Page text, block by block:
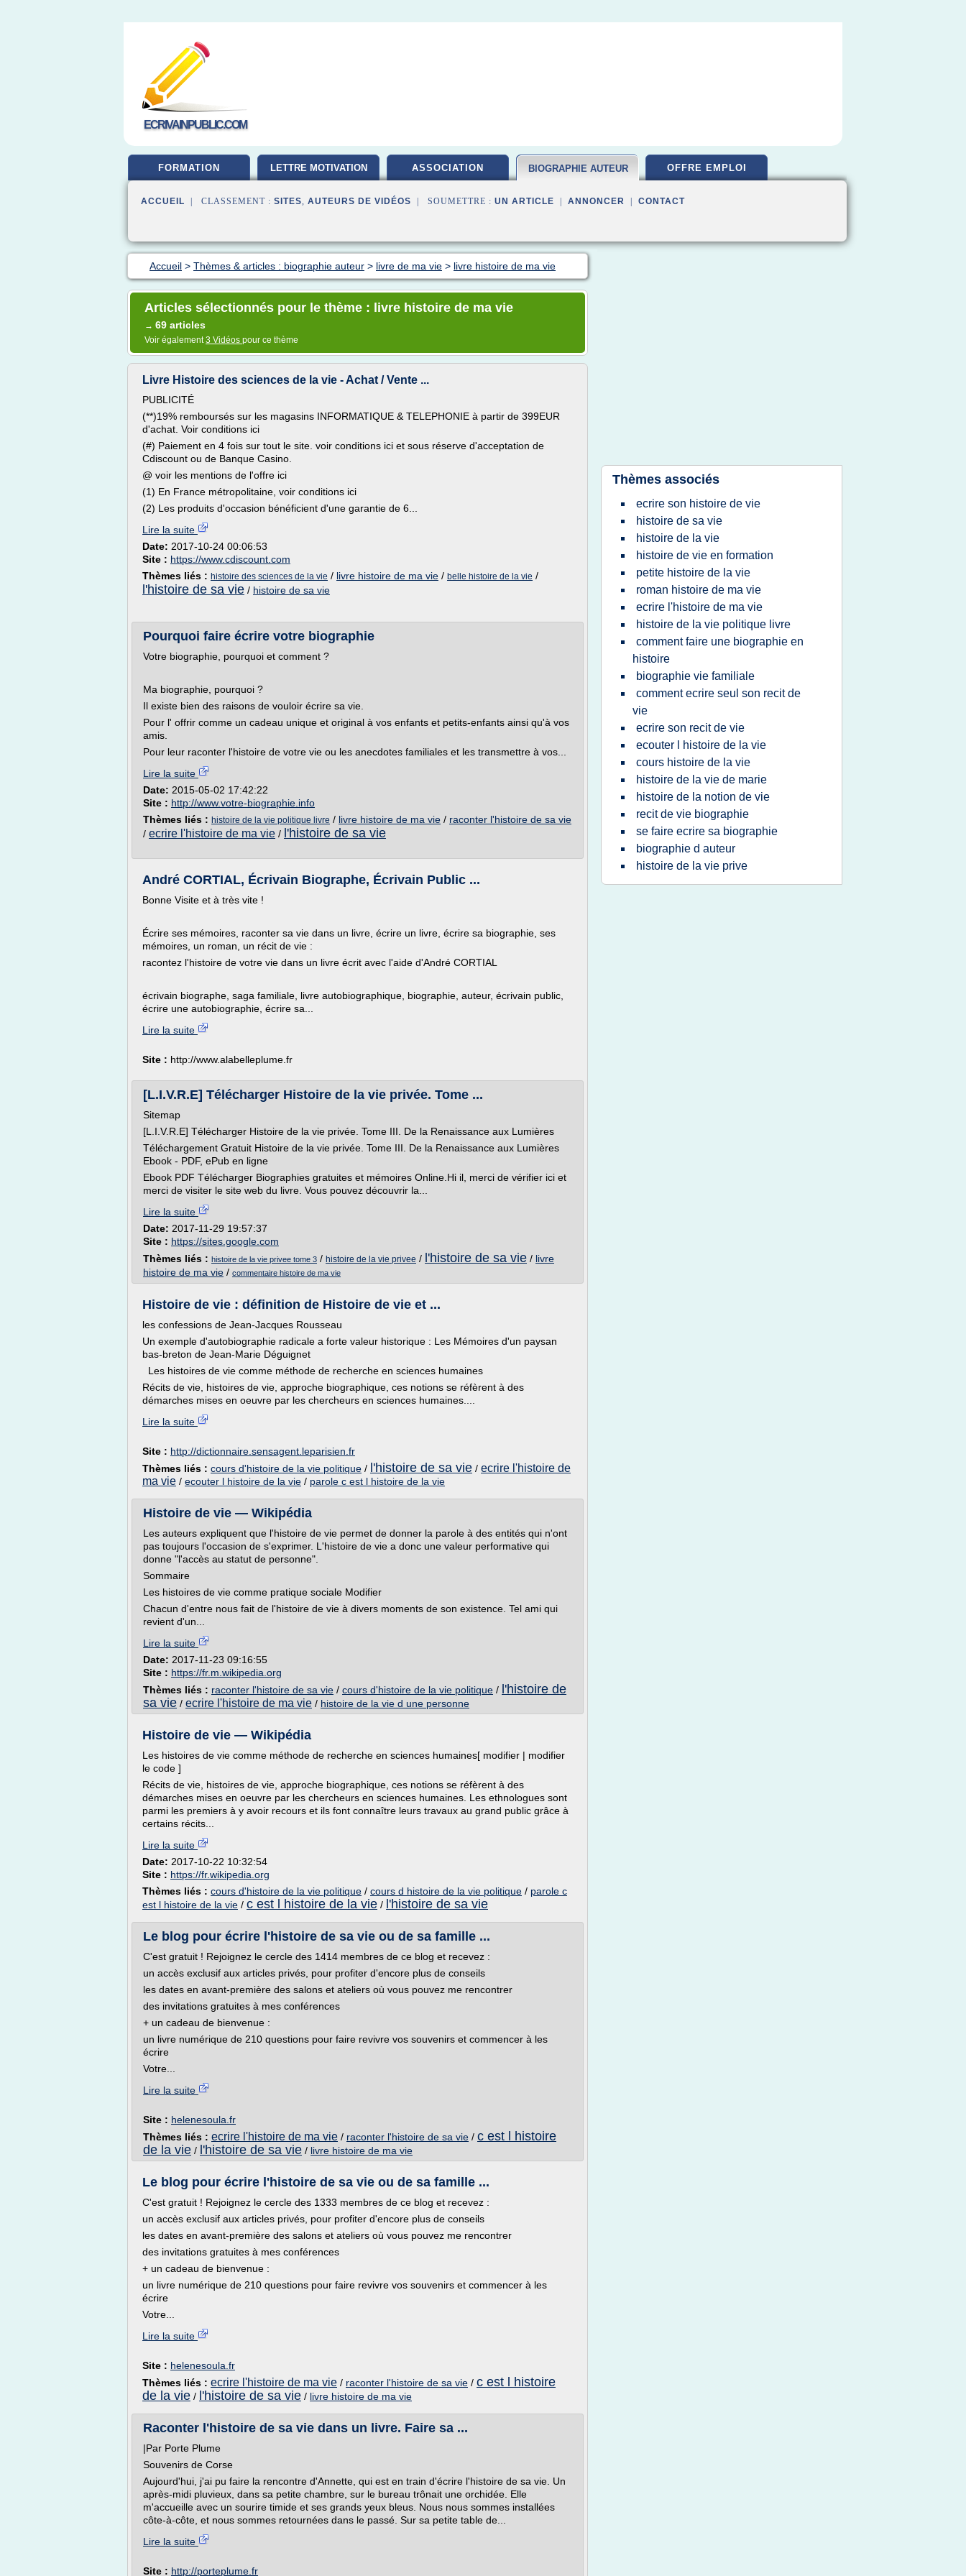
ECRIVAINPUBLIC.COM
FORMATION LETTRE MOTIVATION ASSOCIATION BIOGRAPHIE AUTEUR OFFRE EMPLOI
ACCUEIL | CLASSEMENT : SITES, AUTEURS DE VIDÉOS | SOUMETTRE : UN ARTICLE ANNONCER CONTACT
Accueil > Thèmes & articles : biographie auteur > livre de ma vie > livre histoire de ma vie
Articles sélectionnés pour le thème : livre histoire de ma vie
→ 69 articles
Voir également3 Vidéos pour ce thème
Livre Histoire des sciences de la vie - Achat / Vente ...
PUBLICITÉ
(**)19% remboursés sur les magasins INFORMATIQUE & TELEPHONIE à partir de 399EUR
d'achat. Voir conditions ici
(#) Paiement en 4 fois sur tout le site. voir conditions ici et sous réserve d'acceptation de
Cdiscount ou de Banque Casino.
@ voir les mentions de l'offre ici
(1) En France métropolitaine, voir conditions ici
(2) Les produits d'occasion bénéficient d'une garantie de 6...
Lire la suite
Date: 2017-10-24 00:06:53
Site : https://www.cdiscount.com
Thèmes liés : histoire des sciences de la vie / livre histoire de ma vie / belle histoire de la vie /
l'histoire de sa vie / histoire de sa vie
Pourquoi faire écrire votre biographie
Votre biographie, pourquoi et comment ?
Ma biographie, pourquoi ?
Il existe bien des raisons de vouloir écrire sa vie.
Pour l' offrir comme un cadeau unique et original à vos enfants et petits-enfants ainsi qu'à vos
amis.
Pour leur raconter l'histoire de votre vie ou les anecdotes familiales et les transmettre à vos...
Lire la suite
Date: 2015-05-02 17:42:22
Site : http://www.votre-biographie.info
Thèmes liés : histoire de la vie politique livre / livre histoire de ma vie / raconter l'histoire de sa vie
/ ecrire l'histoire de ma vie / l'histoire de sa vie
André CORTIAL, Écrivain Biographe, Écrivain Public ...
Bonne Visite et à très vite !
Écrire ses mémoires, raconter sa vie dans un livre, écrire un livre, écrire sa biographie, ses
mémoires, un roman, un récit de vie :
racontez l'histoire de votre vie dans un livre écrit avec l'aide d'André CORTIAL
écrivain biographe, saga familiale, livre autobiographique, biographie, auteur, écrivain public,
écrire une autobiographie, écrire sa...
Lire la suite
Site : http://www.alabelleplume.fr
[L.I.V.R.E] Télécharger Histoire de la vie privée. Tome ...
Sitemap
[L.I.V.R.E] Télécharger Histoire de la vie privée. Tome III. De la Renaissance aux Lumières
Téléchargement Gratuit Histoire de la vie privée. Tome III. De la Renaissance aux Lumières
Ebook - PDF, ePub en ligne
Ebook PDF Télécharger Biographies gratuites et mémoires Online.Hi il, merci de vérifier ici et
merci de visiter le site web du livre. Vous pouvez découvrir la...
Lire la suite
Date: 2017-11-29 19:57:37
Site : https://sites.google.com
Thèmes liés : histoire de la vie privee tome 3 / histoire de la vie privee / l'histoire de sa vie / livre
histoire de ma vie / commentaire histoire de ma vie
Histoire de vie : définition de Histoire de vie et ...
les confessions de Jean-Jacques Rousseau
Un exemple d'autobiographie radicale a forte valeur historique : Les Mémoires d'un paysan
bas-breton de Jean-Marie Déguignet
Les histoires de vie comme méthode de recherche en sciences humaines
Récits de vie, histoires de vie, approche biographique, ces notions se réfèrent à des
démarches mises en oeuvre par les chercheurs en sciences humaines....
Lire la suite
Site : http://dictionnaire.sensagent.leparisien.fr
Thèmes liés : cours d'histoire de la vie politique / l'histoire de sa vie / ecrire l'histoire de
ma vie / ecouter l histoire de la vie / parole c est l histoire de la vie
Histoire de vie — Wikipédia
Les auteurs expliquent que l'histoire de vie permet de donner la parole à des entités qui n'ont
pas toujours l'occasion de s'exprimer. L'histoire de vie a donc une valeur performative qui
donne "l'accès au statut de personne".
Sommaire
Les histoires de vie comme pratique sociale Modifier
Chacun d'entre nous fait de l'histoire de vie à divers moments de son existence. Tel ami qui
revient d'un...
Lire la suite
Date: 2017-11-23 09:16:55
Site : https://fr.m.wikipedia.org
Thèmes liés : raconter l'histoire de sa vie / cours d'histoire de la vie politique / l'histoire de
sa vie / ecrire l'histoire de ma vie / histoire de la vie d une personne
Histoire de vie — Wikipédia
Les histoires de vie comme méthode de recherche en sciences humaines[ modifier | modifier
le code ]
Récits de vie, histoires de vie, approche biographique, ces notions se réfèrent à des
démarches mises en oeuvre par les chercheurs en sciences humaines. Les ethnologues sont
parmi les premiers à y avoir recours et ils font connaître leurs travaux au grand public grâce à
certains récits...
Lire la suite
Date: 2017-10-22 10:32:54
Site : https://fr.wikipedia.org
Thèmes liés : cours d'histoire de la vie politique / cours d histoire de la vie politique / parole c
est l histoire de la vie / c est l histoire de la vie / l'histoire de sa vie
Le blog pour écrire l'histoire de sa vie ou de sa famille ...
C'est gratuit ! Rejoignez le cercle des 1414 membres de ce blog et recevez :
un accès exclusif aux articles privés, pour profiter d'encore plus de conseils
les dates en avant-première des salons et ateliers où vous pouvez me rencontrer
des invitations gratuites à mes conférences
+ un cadeau de bienvenue :
un livre numérique de 210 questions pour faire revivre vos souvenirs et commencer à les
écrire
Votre...
Lire la suite
Site : helenesoula.fr
Thèmes liés : ecrire l'histoire de ma vie / raconter l'histoire de sa vie / c est l histoire
de la vie / l'histoire de sa vie / livre histoire de ma vie
Le blog pour écrire l'histoire de sa vie ou de sa famille ...
C'est gratuit ! Rejoignez le cercle des 1333 membres de ce blog et recevez :
un accès exclusif aux articles privés, pour profiter d'encore plus de conseils
les dates en avant-première des salons et ateliers où vous pouvez me rencontrer
des invitations gratuites à mes conférences
+ un cadeau de bienvenue :
un livre numérique de 210 questions pour faire revivre vos souvenirs et commencer à les
écrire
Votre...
Lire la suite
Site : helenesoula.fr
Thèmes liés : ecrire l'histoire de ma vie / raconter l'histoire de sa vie / c est l histoire
de la vie / l'histoire de sa vie / livre histoire de ma vie
Raconter l'histoire de sa vie dans un livre. Faire sa ...
|Par Porte Plume
Souvenirs de Corse
Aujourd'hui, j'ai pu faire la rencontre d'Annette, qui est en train d'écrire l'histoire de sa vie. Un
après-midi pluvieux, dans sa petite chambre, sur le bureau trônait une orchidée. Elle
m'accueille avec un sourire timide et ses grands yeux bleus. Nous nous sommes installées
côte-à-côte, et nous sommes retournées dans le passé. Sur sa petite table de...
Lire la suite
Site : http://porteplume.fr
Thèmes associés
ecrire son histoire de vie
histoire de sa vie
histoire de la vie
histoire de vie en formation
petite histoire de la vie
roman histoire de ma vie
ecrire l'histoire de ma vie
histoire de la vie politique livre
comment faire une biographie en
histoire
biographie vie familiale
comment ecrire seul son recit de
vie
ecrire son recit de vie
ecouter l histoire de la vie
cours histoire de la vie
histoire de la vie de marie
histoire de la notion de vie
recit de vie biographie
se faire ecrire sa biographie
biographie d auteur
histoire de la vie prive